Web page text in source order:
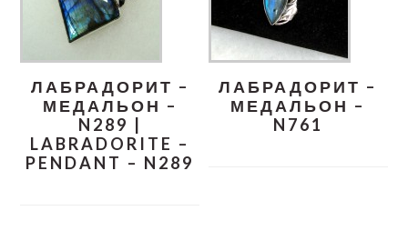
ЛАБРАДОРИТ –
МЕДАЛЬОН –
N289 |
LABRADORITE –
PENDANT – N289
ЛАБРАДОРИТ –
МЕДАЛЬОН –
N761